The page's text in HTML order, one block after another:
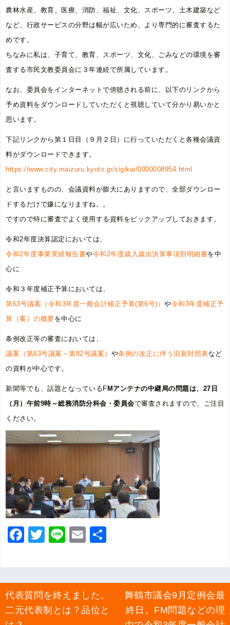
農林水産、教育、医療、消防、福祉、文化、スポーツ、土木建築など
など、行政サービスの分野は幅が広いため、より専門的に審査するた
めです。
ちなみに私は、子育て、教育、スポーツ、文化、ごみなどの環境を審
査する市民文教委員会に３年連続で所属しています。
なお、委員会をインターネットで傍聴される前に、以下のリンクから
予め資料をダウンロードしていただくと視聴していて分かり易いかと
思います。
下記リンクから第１日目（９月２日）に行っていただくと各種会議資
料がダウンロードできます。
https://www.city.maizuru.kyoto.jp/sigikai/0000008954.html
と言いますものの、会議資料が膨大にありますので、全部ダウンロー
ドするだけで嫌になりますね。。
ですので特に審査でよく使用する資料をピックアップしておきます。
令和2年度決算認定においては、
令和2年度事業実績報告書や令和2年度歳入歳出決算事項別明細書を中
心に
令和３年度補正予算においては、
第63号議案（令和3年度一般会計補正予算(第6号)） や令和3年度補正予
算（案）の概要を中心に
条例改正等の審査においては、
議案（第63号議案～第82号議案） や条例の改正に伴う旧新対照表など
の資料が中心です。
新聞等でも、話題となっているF Mアンテナの中継局の問題は、27日
（月）午前9時～総務消防分科会・委員会で審査されますので、ご注目
ください。
F
e
b
o
T
er
Li
E
l
投
稿
ナ
代表質問を終えました。
二元代表制とは？品位と
舞鶴市議会9月定例会最
終日。FM問題などの理